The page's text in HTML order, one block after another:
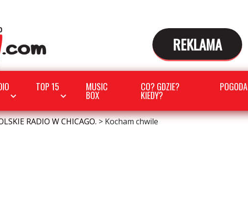
REKLAMA
TOP 15 MUSIC
BOX
CO? GDZIE?
KIEDY?
POGODA
RADIO W CHICAGO.>Kocham chwile